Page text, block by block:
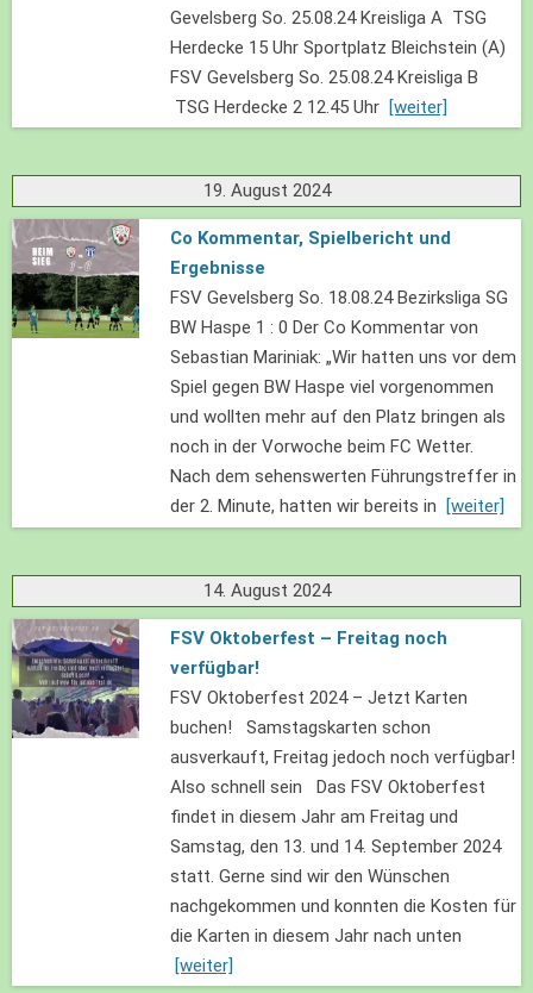
Gevelsberg So. 25.08.24 Kreisliga A TSG
Herdecke 15 Uhr Sportplatz Bleichstein (A)
FSV Gevelsberg So. 25.08.24 Kreisliga B
TSG Herdecke 2 12.45 Uhr [weiter]
19. August 2024
Co Kommentar, Spielbericht und
Ergebnisse
FSV Gevelsberg So. 18.08.24 Bezirksliga SG
BW Haspe 1 : 0 Der Co Kommentar von
Sebastian Mariniak: „Wir hatten uns vor dem
Spiel gegen BW Haspe viel vorgenommen
und wollten mehr auf den Platz bringen als
noch in der Vorwoche beim FC Wetter.
Nach dem sehenswerten Führungstreffer in
der 2. Minute, hatten wir bereits in
[weiter]
14. August 2024
FSV Oktoberfest – Freitag noch
verfügbar!
FSV Oktoberfest 2024 – Jetzt Karten
buchen! Samstagskarten schon
ausverkauft, Freitag jedoch noch verfügbar!
Also schnell sein Das FSV Oktoberfest
findet in diesem Jahr am Freitag und
Samstag, den 13. und 14. September 2024
statt. Gerne sind wir den Wünschen
nachgekommen und konnten die Kosten für
die Karten in diesem Jahr nach unten
[weiter]